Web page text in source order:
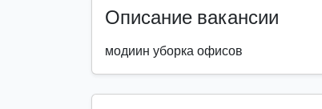
Описание вакансии
модиин уборка офисов